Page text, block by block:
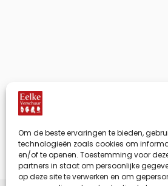
Om de beste ervaringen te bieden,
technologieën zoals cookies om
en/of te openen. Toestemming voor
partners in staat om persoonlijke
op deze site te verwerken en om